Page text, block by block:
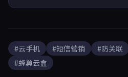
#云手机 #短信营销 #防关联
#蜂巢云盒